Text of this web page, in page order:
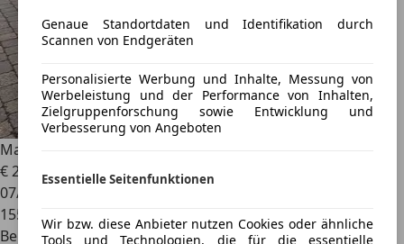
Genaue Standortdaten und Identifikation durch
Scannen von Endgeräten
Personalisierte Werbung und Inhalte, Messung von
Werbeleistung und der Performance von Inhalten,
Zielgruppenforschung sowie Entwicklung und
Verbesserung von Angeboten
Essentielle Seitenfunktionen
Wir bzw. diese Anbieter nutzen Cookies oder ähnliche
Tools und Technologien, die für die essentielle
Maserati 4200
€ 23.870
07/2004
155.000 km
Benzin